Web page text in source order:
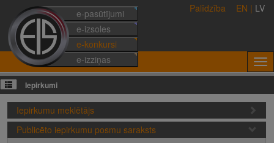
e-pasūtījumi
e-izsoles
e-konkursi
e-izziņas
Palīdzība EN | LV
Iepirkumi
Iepirkumu meklētājs
Publicēto iepirkumu posmu saraksts